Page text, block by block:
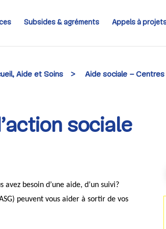
Subsides & agréments Appels à
Aide et Soins > Aide sociale – Centres
sociale
besoin d’une aide, d’un suivi?
peuvent vous aider à sortir de vos